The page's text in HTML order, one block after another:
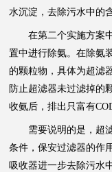
水沉淀，去除污水中的
在第二个实施方案中
置中进行除氨。在除氨
的颗粒物，具体为超滤
防止超滤器未过滤掉的
收氨后，排出只富有
需要说明的是，超滤
条件，保安过滤器的作
吸收器进一步去除污水